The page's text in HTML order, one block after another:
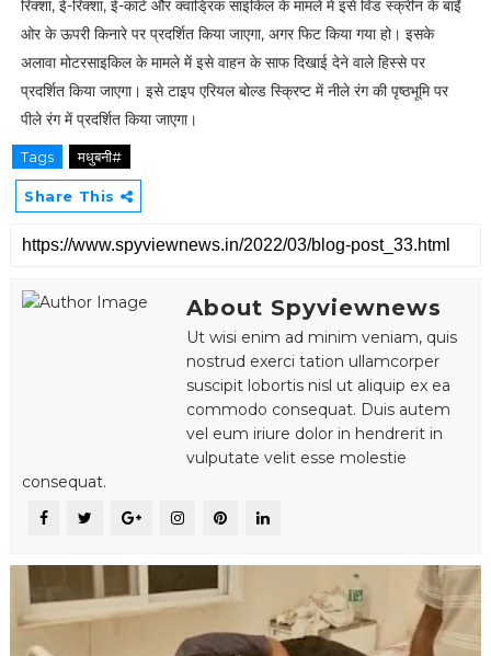
रिक्शा, ई-रिक्शा, ई-कार्ट और क्वाड्रिक साइकिल के मामले में इसे विंड स्क्रीन के बाईं
ओर के ऊपरी किनारे पर प्रदर्शित किया जाएगा, अगर फिट किया गया हो। इसके
अलावा मोटरसाइकिल के मामले में इसे वाहन के साफ दिखाई देने वाले हिस्से पर
प्रदर्शित किया जाएगा। इसे टाइप एरियल बोल्ड स्क्रिप्ट में नीले रंग की पृष्ठभूमि पर
पीले रंग में प्रदर्शित किया जाएगा।
Tags मधुबनी#
Share This
About Spyviewnews
Ut wisi enim ad minim veniam, quis
nostrud exerci tation ullamcorper
suscipit lobortis nisl ut aliquip ex ea
commodo consequat. Duis autem
vel eum iriure dolor in hendrerit in
vulputate velit esse molestie
consequat.